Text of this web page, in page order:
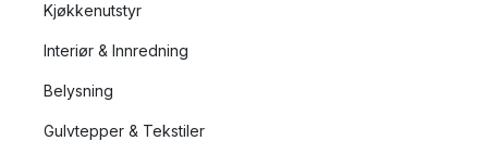
Kjøkkenutstyr
Interiør & Innredning
Belysning
Gulvtepper & Tekstiler